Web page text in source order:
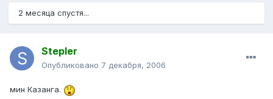
2 месяца спустя...
Stepler
Опубликовано 7 декабря, 2006
мин Казанга.